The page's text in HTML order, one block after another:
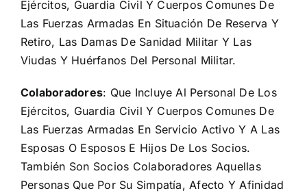
Ejércitos, Guardia Civil Y Cuerpos Comunes De
Las Fuerzas Armadas En Situación De Reserva Y
Retiro, Las Damas De Sanidad Militar Y Las
Viudas Y Huérfanos Del Personal Militar.
Colaboradores: Que Incluye Al Personal De Los
Ejércitos, Guardia Civil Y Cuerpos Comunes De
Las Fuerzas Armadas En Servicio Activo Y A Las
Esposas O Esposos E Hijos De Los Socios.
También Son Socios Colaboradores Aquellas
Personas Que Por Su Simpatía, Afecto Y Afinidad